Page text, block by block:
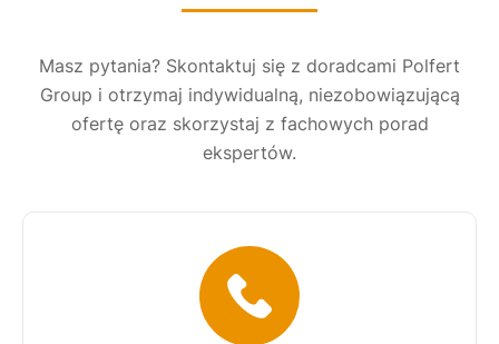
Masz pytania? Skontaktuj się z doradcami Polfert
Group i otrzymaj indywidualną, niezobowiązującą
ofertę oraz skorzystaj z fachowych porad
ekspertów.